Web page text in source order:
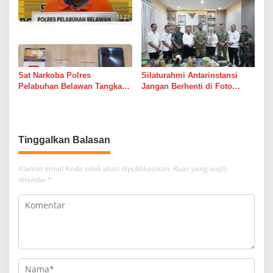
Sat Narkoba Polres
Pelabuhan Belawan Tangkap
Silaturahmi Antarinstansi
Jangan Berhenti di Foto
Tinggalkan Balasan
Alamat email Anda tidak akan dipublikasikan. Ruas yang wajib
ditandai *